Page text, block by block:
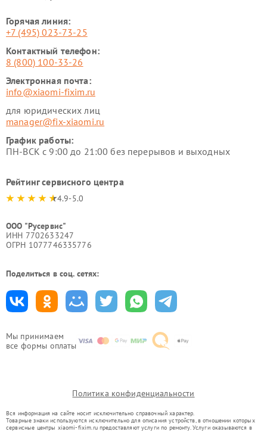
Мы принимаем
все формы оплаты
Горячая линия:
+7 (495) 023-73-25
Контактный телефон:
8 (800) 100-33-26
Электронная почта:
info@xiaomi-fixim.ru
для юридических лиц
manager@fix-xiaomi.ru
График работы:
ПН-ВСК с 9:00 до 21:00 без перерывов и выходных
Рейтинг сервисного центра
4.9-5.0
ООО "Русервис"
ИНН 7702633247
ОГРН 1077746335776
Поделиться в соц. сетях:
Политика конфиденциальности
Вся информация на сайте носит исключительно справочный характер.
Товарные знаки используются исключительно для описания устройств, в отношении которых
сервисные центры xiaomi-fixim.ru предоставляют услуги по ремонту. Услуги оказываются в